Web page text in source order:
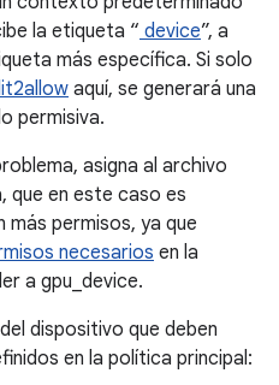
la etiqueta “ device”, a
más específica. Si solo
aquí, se generará una
permisiva.
asigna al archivo
que en este caso es
más permisos, ya que
necesarios en la
a gpu_device.
dispositivo que deben
en la política principal: